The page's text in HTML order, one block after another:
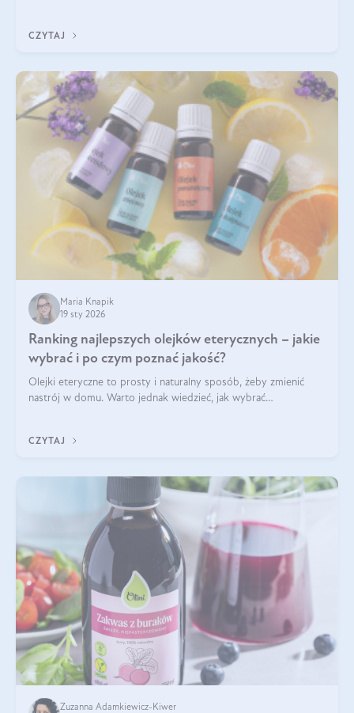
CZYTAJ
Maria Knapik
19 sty 2026
Ranking najlepszych olejków eterycznych – jakie
wybrać i po czym poznać jakość?
Olejki eteryczne to prosty i naturalny sposób, żeby zmienić
nastrój w domu. Warto jednak wiedzieć, jak wybrać
kryteria wyboru!
CZYTAJ
Zuzanna Adamkiewicz-Kiwer